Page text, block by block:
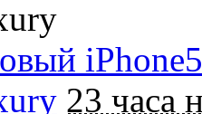
23 часа